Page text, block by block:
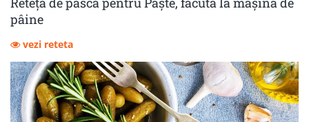
pâine
vezi reteta